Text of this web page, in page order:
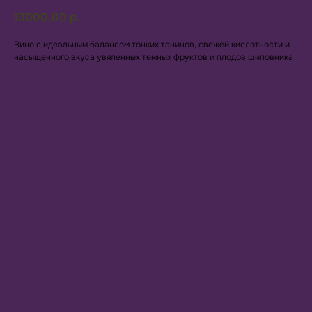
13000,00 р.
Вино с идеальным балансом тонких танинов, свежей кислотности и
насыщенного вкуса увяленных темных фруктов и плодов шиповника